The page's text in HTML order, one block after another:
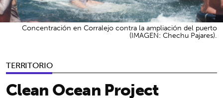
TERRITORIO
Clean Ocean Project
Concentración en Corralejo contra la ampliación del puerto
(IMAGEN: Chechu Pajares).